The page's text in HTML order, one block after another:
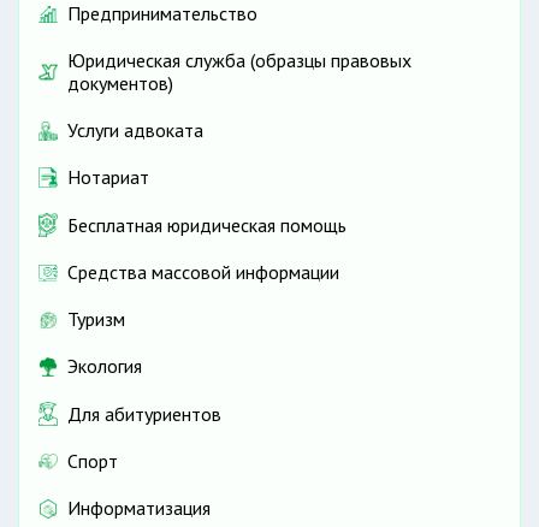
Предпринимательство
Юридическая служба (образцы правовых
документов)
Услуги адвоката
Нотариат
Бесплатная юридическая помощь
Средства массовой информации
Туризм
Экология
Для абитуриентов
Спорт
Информатизация